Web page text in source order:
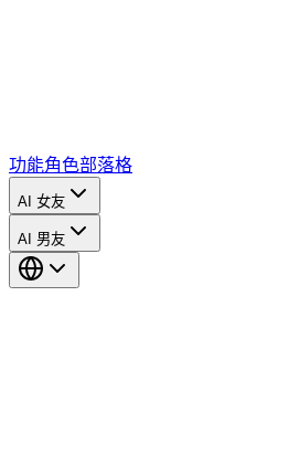
功能角色部落格
AI 女友
AI 男友